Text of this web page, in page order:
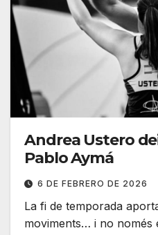
Andrea Ustero
Pablo Aymá
6 DE FEBRERO DE 2026
La fi de temporada
moviments… i no només